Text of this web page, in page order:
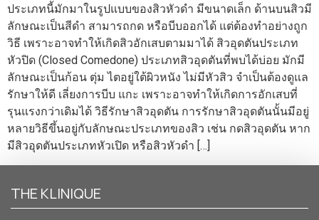
ประเภทนี้มักมาในรูปแบบของสิวหัวดำ มีขนาดเล็ก ด้านบนสิวมี
ลักษณะเป็นสีดำ สามารถกด หรือบีบออกได้ แต่ต้องทำอย่างถูก
วิธี เพราะอาจทำให้เกิดสิวอักเสบตามมาได้ สิวอุดตันประเภท
หัวปิด (Closed Comedone) ประเภทสิวอุดตันที่พบได้บ่อย มักมี
ลักษณะเป็นก้อน ตุ่ม ไตอยู่ใต้ผิวหนัง ไม่มีหัวสิว จำเป็นต้องดูแล
รักษาให้ดี เลี่ยงการบีบ แกะ เพราะอาจทำให้เกิดการอักเสบที่
รุนแรงกว่าเดิมได้ วิธีรักษาสิวอุดตัน การรักษาสิวอุดตันนั้นมีอยู่
หลายวิธีขึ้นอยู่กับลักษณะประเภทของสิว เช่น กดสิวอุดตัน หาก
มีสิวอุดตันประเภทหัวเปิด หรือสิวหัวดำ […]
THE KLINIQUE